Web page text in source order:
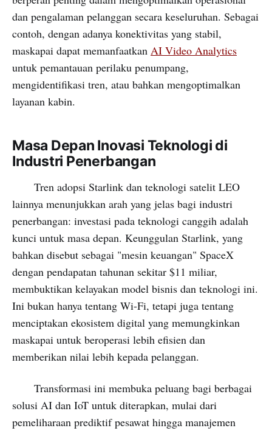
dan pengalaman pelanggan secara keseluruhan. Sebagai
contoh, dengan adanya konektivitas yang stabil,
maskapai dapat memanfaatkan AI Video Analytics
untuk pemantauan perilaku penumpang,
mengidentifikasi tren, atau bahkan mengoptimalkan
layanan kabin.
Masa Depan Inovasi Teknologi di
Industri Penerbangan
Tren adopsi Starlink dan teknologi satelit LEO
lainnya menunjukkan arah yang jelas bagi industri
penerbangan: investasi pada teknologi canggih adalah
kunci untuk masa depan. Keunggulan Starlink, yang
bahkan disebut sebagai "mesin keuangan" SpaceX
dengan pendapatan tahunan sekitar $11 miliar,
membuktikan kelayakan model bisnis dan teknologi ini.
Ini bukan hanya tentang Wi-Fi, tetapi juga tentang
menciptakan ekosistem digital yang memungkinkan
maskapai untuk beroperasi lebih efisien dan
memberikan nilai lebih kepada pelanggan.
Transformasi ini membuka peluang bagi berbagai
solusi AI dan IoT untuk diterapkan, mulai dari
pemeliharaan prediktif pesawat hingga manajemen